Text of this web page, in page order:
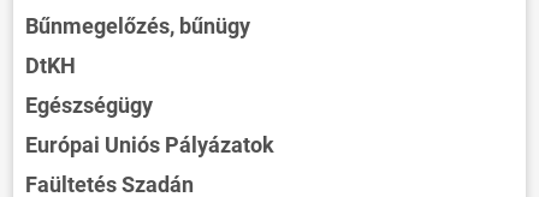
Bűnmegelőzés, bűnügy
DtKH
Egészségügy
Európai Uniós Pályázatok
Faültetés Szadán